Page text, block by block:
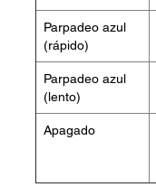
Parpadeo azul
(rápido)
Parpadeo azul
(lento)
Apagado